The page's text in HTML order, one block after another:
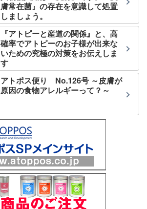
膚常在菌』の存在を意識して処置
しましょう。
『アトピーと産道の関係』と、高
確率でアトピーのお子様が出来な
いための究極の対策をお伝えしま
す
アトポス便り No.126号 ～皮膚が
原因の食物アレルギーって？～